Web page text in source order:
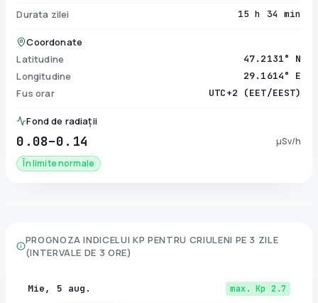
Durata zilei 15 h 34 min
Coordonate
Latitudine
47.2131° N
Longitudine 29.1614° E
Fus orar UTC+2 (EET/EEST)
Fond de radiații
0.08–0.14
µSv/h
În limite normale
PROGNOZA INDICELUI KP PENTRU CRIULENI PE 3 ZILE
(INTERVALE DE 3 ORE)
Mie, 5 aug. max. Kp 2.7